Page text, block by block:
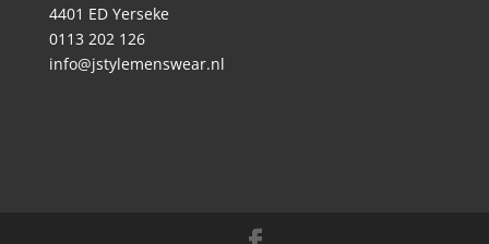
4401 ED Yerseke
0113 202 126
info@jstylemenswear.nl